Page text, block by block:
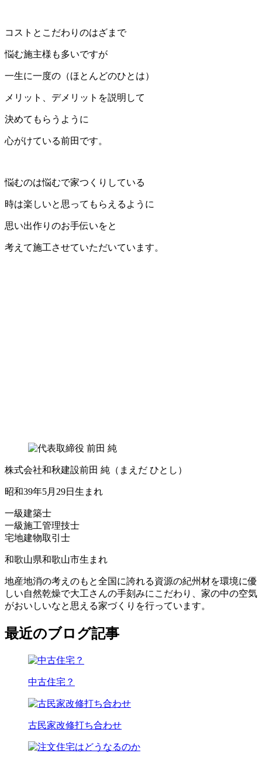
コストとこだわりのはざまで
悩む施主様も多いですが
一生に一度の（ほとんどのひとは）
メリット、デメリットを説明して
決めてもらうように
心がけている前田です。
悩むのは悩むで家つくりしている
時は楽しいと思ってもらえるように
思い出作りのお手伝いをと
考えて施工させていただいています。
株式会社和秋建設前田 純 （まえだ ひとし）
昭和39年5月29日生まれ
一級建築士
一級施工管理技士
宅地建物取引士
和歌山県和歌山市生まれ
地産地消の考えのもと全国に誇れる資源の紀州材を環境に優
しい自然乾燥で大工さんの手刻みにこだわり、家の中の空気
がおいしいなと思える家づくりを行っています。
最近のブログ記事
中古住宅？
古民家改修打ち合わせ